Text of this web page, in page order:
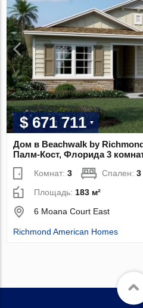
$ 671 711
Дом в Beachwalk by
Палм-Кост, Флорида 3
Комнат:3 Спален:3
Площадь: 183 м²
6 Moana Court East
Richmond American Homes